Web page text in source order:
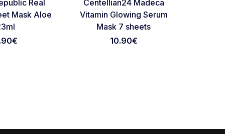
Real
Mask Aloe
€
Centellian24 Madeca
Vitamin Glowing Serum
Mask 7 sheets
10.90€